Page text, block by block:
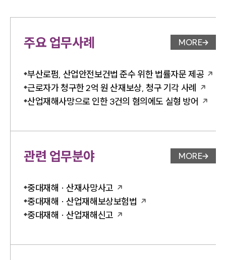
주요 업무사례 업무사례
MORE
부산로펌, 산업안전보건법 준수 위한 법률자문 제공
근로자가 청구한 2억 원 산재보상, 청구 기각 사례
산업재해사망으로 인한 3건의 혐의에도 실형 방어
관련 업무분야 업무분야
MORE
중대재해 · 산재사망사고
중대재해 · 산업재해보상보험법
중대재해 · 산업재해신고